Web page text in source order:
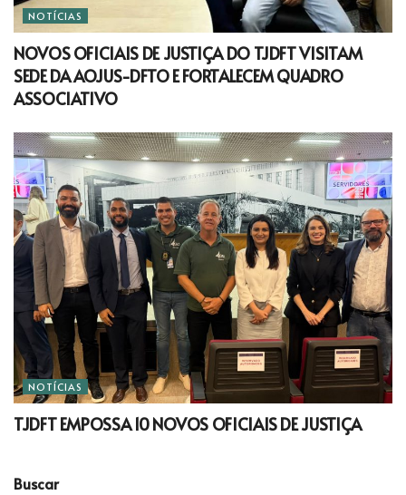
NOTÍCIAS
NOVOS OFICIAIS DE JUSTIÇA DO TJDFT VISITAM
SEDE DA AOJUS-DFTO E FORTALECEM QUADRO
ASSOCIATIVO
NOTÍCIAS
TJDFT EMPOSSA 10 NOVOS OFICIAIS DE JUSTIÇA
Buscar